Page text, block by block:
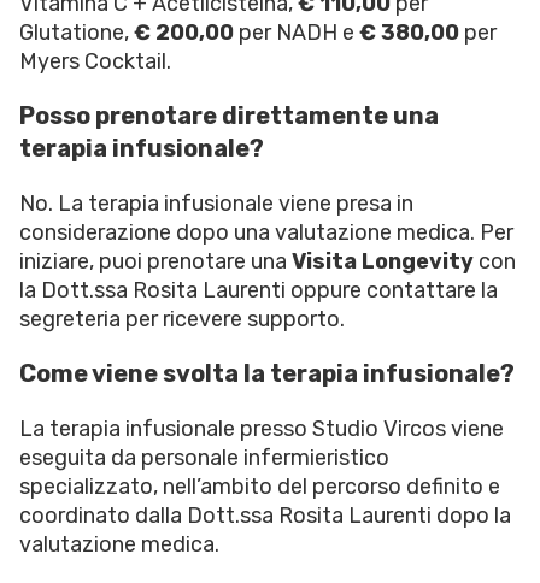
Glutatione,€ 200,00 per NADH e € 380,00 per
Myers Cocktail.
Posso prenotare direttamente una
terapia infusionale?
No. La terapia infusionale viene presa in
considerazione dopo una valutazione medica. Per
iniziare, puoi prenotare una Visita Longevity con
la Dott.ssa Rosita Laurenti oppure contattare la
segreteria per ricevere supporto.
Come viene svolta la terapia infusionale?
La terapia infusionale presso Studio Vircos viene
eseguita da personale infermieristico
specializzato, nell’ambito del percorso definito e
coordinato dalla Dott.ssa Rosita Laurenti dopo la
valutazione medica.